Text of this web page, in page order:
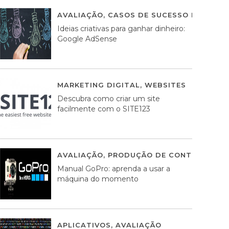
AVALIAÇÃO, CASOS DE SUCESSO DE
Ideias criativas para ganhar dinheiro:
Google AdSense
MARKETING DIGITAL, WEBSITES
Descubra como criar um site
facilmente com o SITE123
AVALIAÇÃO, PRODUÇÃO DE CONTEÚDOS
Manual GoPro: aprenda a usar a
máquina do momento
APLICATIVOS, AVALIAÇÃO